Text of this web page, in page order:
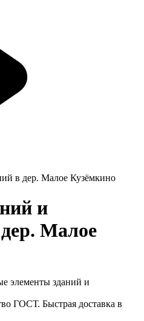
в дер. Малое Кузёмкино
и
Малое
элементы зданий и
ГОСТ. Быстрая доставка в